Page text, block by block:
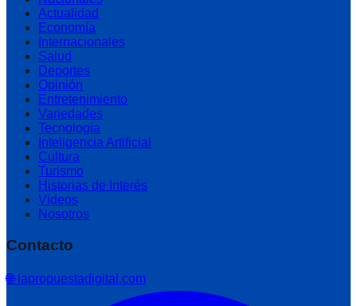
Actualidad
Economía
Internacionales
Salud
Deportes
Opinión
Entretenimiento
Variedades
Tecnología
Inteligencia Artificial
Cultura
Turismo
Historias de Interés
Videos
Nosotros
Contacto
🌐 lapropuestadigital.com